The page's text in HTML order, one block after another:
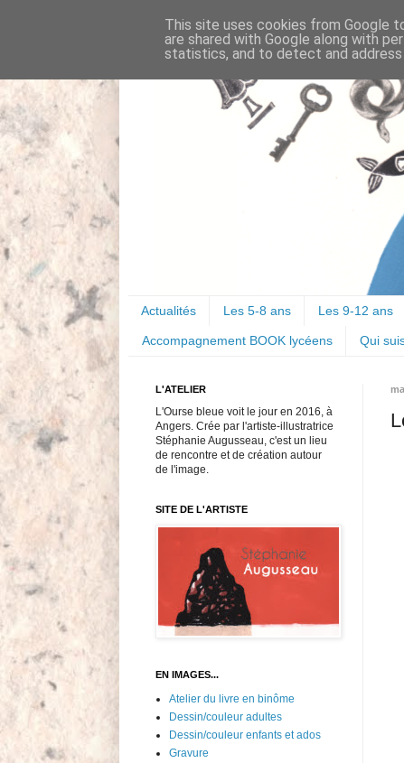
Actualités Les 5-8 ans Les 9-12 ans
Accompagnement BOOK lycéens Qui
L'ATELIER
L'Ourse bleue voit le jour en 2016, à
Angers. Crée par l'artiste-illustratrice
Stéphanie Augusseau, c'est un lieu
de rencontre et de création autour
de l'image.
SITE DE L'ARTISTE
EN IMAGES...
Atelier du livre en binôme
Dessin/couleur adultes
Dessin/couleur enfants et ados
Gravure
This site uses cookies from Google
are shared with Google along with
statistics, and to detect and address